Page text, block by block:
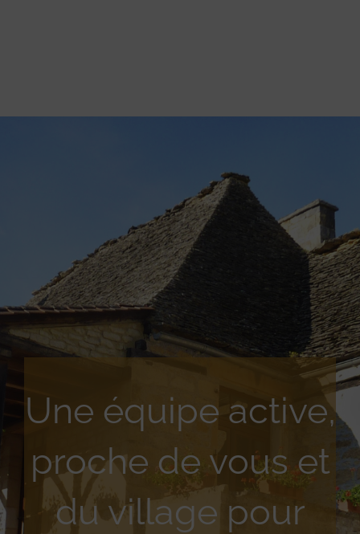
Une équipe active,
proche de vous et
du village pour